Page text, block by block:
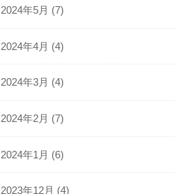
2024年5月 (7)
2024年4月 (4)
2024年3月 (4)
2024年2月 (7)
2024年1月 (6)
2023年12月 (4)